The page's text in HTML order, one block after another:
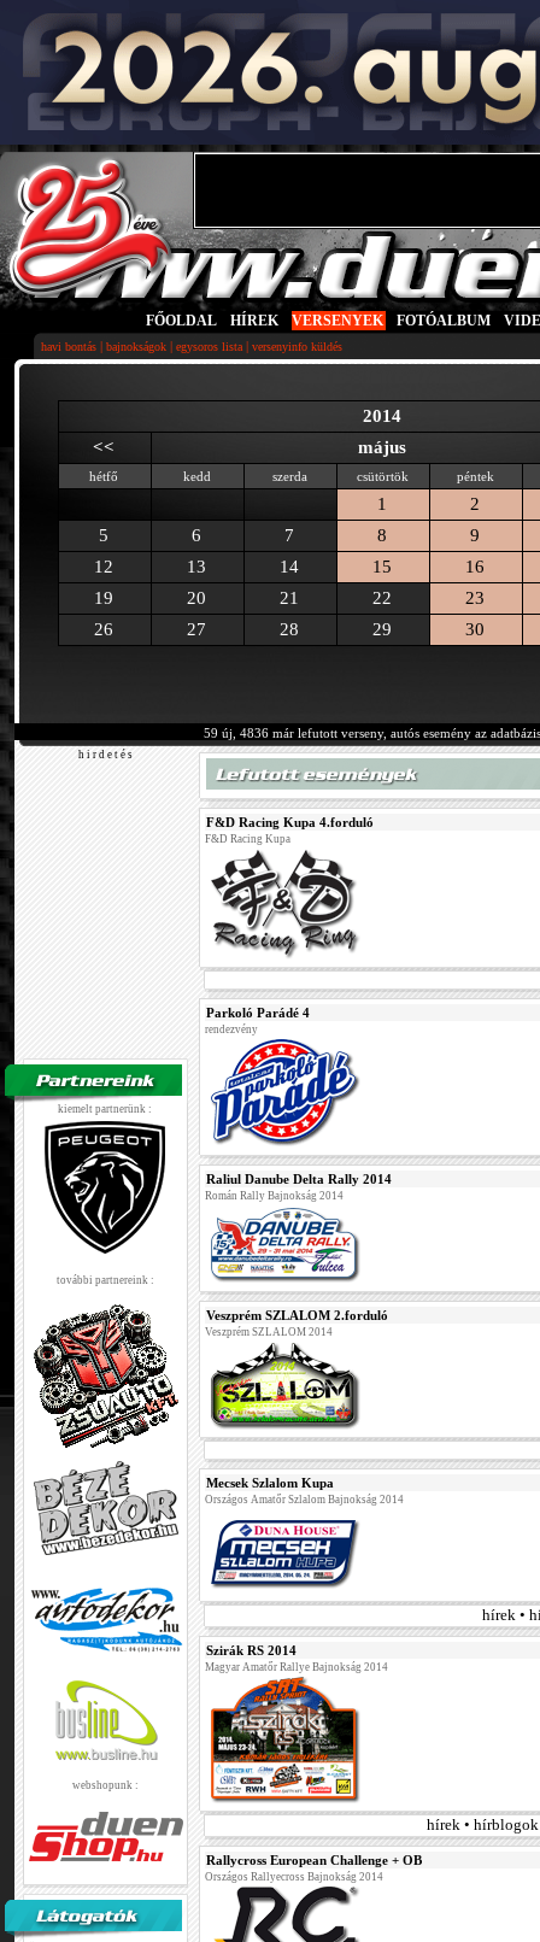
FŐOLDAL HÍREK VERSENYEK FOTÓALBUM
havi bontás | bajnokságok | egysoros lista | versenyinfo küldés
2014
<<
május
hétfő kedd szerda csütörtök péntek
1
2
5
6 7 8
9
12
13 14 15
16
19
20 21 22
23
26
27 28 29 30
59 új, 4836 már lefutott verseny, autós esemény az
h i r d e t é s
kiemelt partnerünk :
további partnereink :
webshopunk :
F&D Racing Kupa 4.forduló
F&D Racing Kupa
Parkoló Parádé 4
rendezvény
Raliul Danube Delta Rally 2014
Román Rally Bajnokság 2014
Veszprém SZLALOM 2.forduló
Veszprém SZLALOM 2014
Mecsek Szlalom Kupa
Országos Amatőr Szlalom Bajnokság 2014
hírek •
Szirák RS 2014
Magyar Amatőr Rallye Bajnokság 2014
hírek •
Rallycross European Challenge + OB
Országos Rallyecross Bajnokság 2014